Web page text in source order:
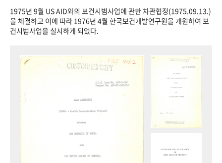
1975년 9월 US AID와의 보건시범사업에 관한 차관협정(1975.09.13.)
을 체결하고 이에 따라 1976년 4월 한국보건개발연구원을 개원하여 보
건시범사업을 실시하게 되었다.